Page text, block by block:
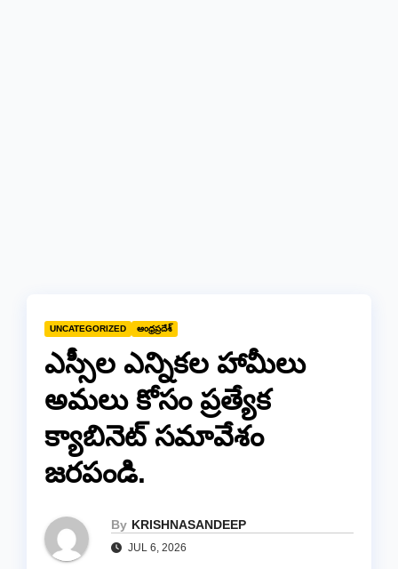
UNCATEGORIZED ఆంధ్రప్రదేశ్
ఎస్సీల ఎన్నికల హామీలు
అమలు కోసం ప్రత్యేక
క్యాబినెట్ సమావేశం
జరపండి.
By KRISHNASANDEEP
JUL 6, 2026